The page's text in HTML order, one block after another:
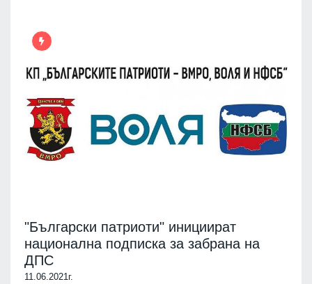
"Български патриоти" инициират
национална подписка за забрана на
ДПС
11.06.2021г.